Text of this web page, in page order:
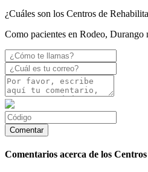
¿Cuáles son los Centros de
Como pacientes en Rodeo, Durango
Comentarios acerca de los